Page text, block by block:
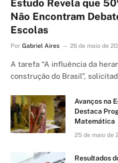
Estudo Revela que
Não Encontram
Escolas
Por Gabriel Aires 26 de maio de
A tarefa “A influência da
construção do Brasil”,
Avanços na
Destaca
Matemática
25 de maio de
Resultados